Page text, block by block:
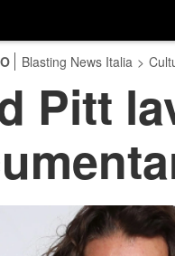
Blasting News Italia >
Pitt